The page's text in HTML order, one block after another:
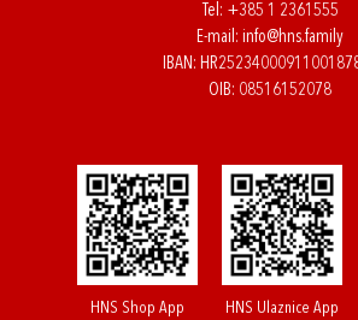
Tel: +385 1 2361555
E-mail: info@hns.family
IBAN:
OIB: 08516152078
HNS Shop App HNS Ulaznice App